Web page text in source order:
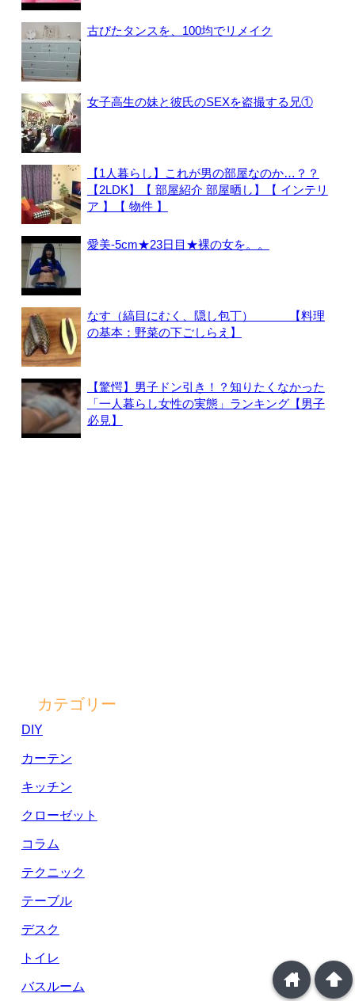
古びたタンスを、100均でリメイク
女子高生の妹と彼氏のSEXを盗撮する兄①
【1人暮らし】これが男の部屋なのか…？？
【2LDK】【 部屋紹介 部屋晒し】【 インテリ
ア 】【 物件 】
愛美-5cm★23日目★裸の女を。。
なす（縞目にむく、隠し包丁） 【料理
の基本：野菜の下ごしらえ】
【驚愕】男子ドン引き！？知りたくなかった
「一人暮らし女性の実態」ランキング【男子
必見】
カテゴリー
DIY
カーテン
キッチン
クローゼット
コラム
テクニック
テーブル
デスク
トイレ
バスルーム
arrowup
home